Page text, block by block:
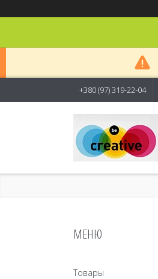
+380 (97) 319-22-04
Товары